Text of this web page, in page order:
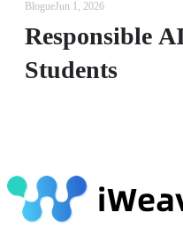
BlogueJun 1, 2026
Responsible
Students